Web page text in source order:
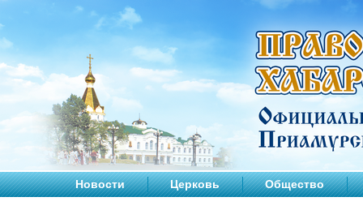
Новости Церковь Общество